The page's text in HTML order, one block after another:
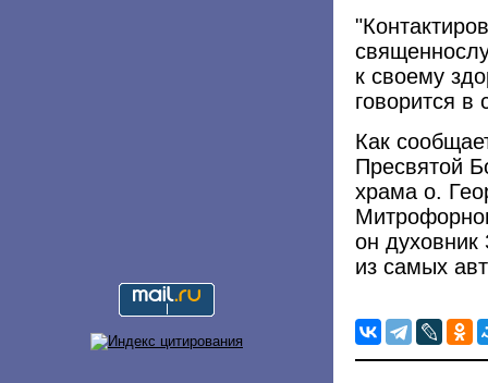
к своему
говорится
Как
Пресвятой
храма о.
он духовник
из самых